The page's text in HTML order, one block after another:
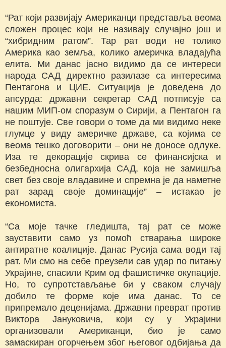
“Рат који развијају Американци представља веома
сложен процес који не називају случајно још и
“хибридним ратом”. Тар рат води не толико
Америка као земља, колико америчка владајућа
елита. Ми данас јасно видимо да се интереси
народа САД директно разилазе са интересима
Пентагона и ЦИЕ. Ситуација је доведена до
апсурда: државни секретар САД потписује са
нашим МИП-ом споразум о Сирији, а Пентагон га
не поштује. Све говори о томе да ми видимо неке
глумце у виду америчке државе, са којима се
веома тешко договорити – они не доносе одлуке.
Иза те декорације скрива се финансијска и
безбедносна олигархија САД, која не замишља
свет без своје владавине и спремна је да наметне
рат зарад своје доминације” – истакао је
економиста.
“Са моје тачке гледишта, тај рат се може
зауставити само уз помоћ стварања широке
антиратне коалиције. Данас Русија сама води тај
рат. Ми смо на себе преузели сав удар по питању
Украјине, спасили Крим од фашистичке окупације.
Но, то супротстављање би у сваком случају
добило те форме које има данас. То се
припремало деценијама. Државни преврат против
Виктора Јануковича, који су у Украјини
организовали Американци, био је само
замаскиран огорчењем због његовог одбијања да